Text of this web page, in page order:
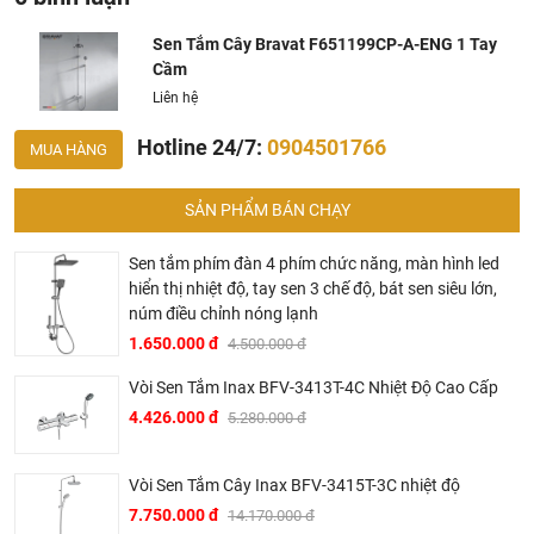
Hiện tại chúng tôi có rất nhiều
mãihấp dẫn, để biết chi tiết vui lòng chat hoặc gọi điện
vào hotline để được tư vấn chi tiết
BRAVAT – TINH HOA ĐẲNG CẤP CỦA NƯỚC ĐỨC
▶ Bravat là thương hiệu cao cấp các sản phẩm nhà tắm
bị vệ sinh của Đức có bề dày lịch sử hơn 145 năm. Khởi
đầu từ một xưởng sản xuất gia đình tại vùng Black Forest,
sau hơn 2 thế kỷ phát triển, đến nay Bravat đã trở thành một
trong những thương hiệu thiết bị vệ sinh hàng đầu thế giới.
Sen Tắm Cây Bravat F651199CP-A-ENG 1 Tay
Cầm
Liên hệ
MUA HÀNG Hotline 24/7: 0904501766
SẢN PHẨM BÁN CHẠY
Sen tắm phím đàn 4 phím chức năng, màn hình led
hiển thị nhiệt độ, tay sen 3 chế độ, bát sen siêu lớn,
núm điều chỉnh nóng lạnh
1.650.000 đ 4.500.000 đ
Vòi Sen Tắm Inax BFV-3413T-4C Nhiệt Độ Cao Cấp
4.426.000 đ 5.280.000 đ
Vòi Sen Tắm Cây Inax BFV-3415T-3C nhiệt độ
7.750.000 đ 14.170.000 đ